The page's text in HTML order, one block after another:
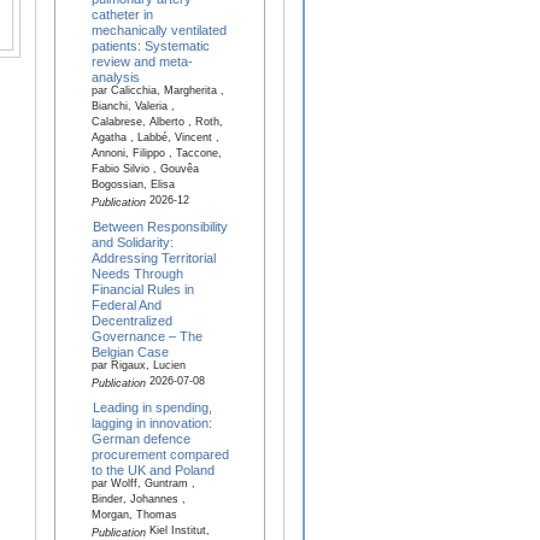
catheter in
mechanically ventilated
patients: Systematic
review and meta-
analysis
par Calicchia, Margherita ,
Bianchi, Valeria ,
Calabrese, Alberto , Roth,
Agatha , Labbé, Vincent ,
Annoni, Filippo , Taccone,
Fabio Silvio , Gouvêa
Bogossian, Elisa
Publication2026-12
Between Responsibility
and Solidarity:
Addressing Territorial
Needs Through
Financial Rules in
Federal And
Decentralized
Governance – The
Belgian Case
par Rigaux, Lucien
Publication2026-07-08
Leading in spending,
lagging in innovation:
German defence
procurement compared
to the UK and Poland
par Wolff, Guntram ,
Binder, Johannes ,
Morgan, Thomas
PublicationKiel Institut,